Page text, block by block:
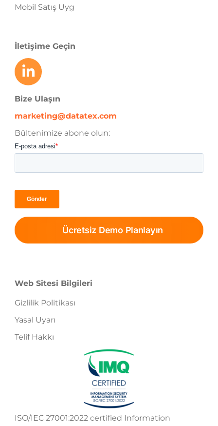
Mobil Satış Uyg
İletişime Geçin
Bize Ulaşın
marketing@datatex.com
Bültenimize abone olun:
Ücretsiz Demo Planlayın
Web Sitesi Bilgileri
Gizlilik Politikası
Yasal Uyarı
Telif Hakkı
ISO/IEC 27001:2022 certified Information